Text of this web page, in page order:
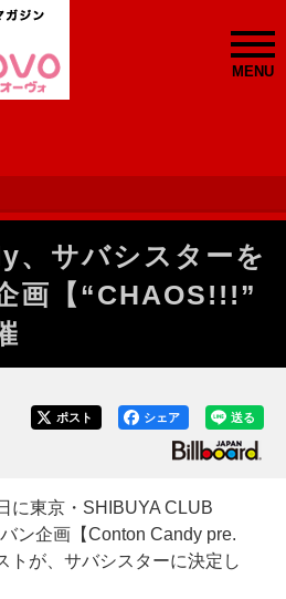
MENU
サバシスターを
画【“CHAOS!!!”
送る
シェア
ポスト
東京・SHIBUYA CLUB
ン企画【Conton Candy pre.
トが、サバシスターに決定し